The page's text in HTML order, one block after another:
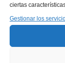
ciertas
Gestionar los
Ideas de
Adrián Pagador
paraBoda